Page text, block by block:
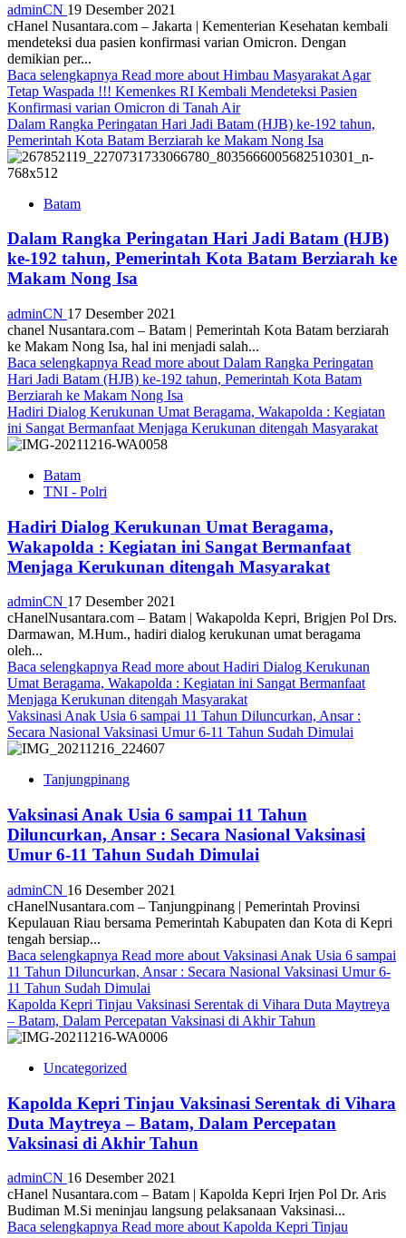
adminCN 19 Desember 2021
cHanel Nusantara.com – Jakarta | Kementerian Kesehatan kembali
mendeteksi dua pasien konfirmasi varian Omicron. Dengan
demikian per...
Baca selengkapnya Read more about Himbau Masyarakat Agar
Tetap Waspada !!! Kemenkes RI Kembali Mendeteksi Pasien
Konfirmasi varian Omicron di Tanah Air
Dalam Rangka Peringatan Hari Jadi Batam (HJB) ke-192 tahun,
Pemerintah Kota Batam Berziarah ke Makam Nong Isa
Batam
Dalam Rangka Peringatan Hari Jadi Batam (HJB)
ke-192 tahun, Pemerintah Kota Batam Berziarah ke
Makam Nong Isa
adminCN 17 Desember 2021
chanel Nusantara.com – Batam | Pemerintah Kota Batam berziarah
ke Makam Nong Isa, hal ini menjadi salah...
Baca selengkapnya Read more about Dalam Rangka Peringatan
Hari Jadi Batam (HJB) ke-192 tahun, Pemerintah Kota Batam
Berziarah ke Makam Nong Isa
Hadiri Dialog Kerukunan Umat Beragama, Wakapolda : Kegiatan
ini Sangat Bermanfaat Menjaga Kerukunan ditengah Masyarakat
Batam
TNI - Polri
Hadiri Dialog Kerukunan Umat Beragama,
Wakapolda : Kegiatan ini Sangat Bermanfaat
Menjaga Kerukunan ditengah Masyarakat
adminCN 17 Desember 2021
cHanelNusantara.com – Batam | Wakapolda Kepri, Brigjen Pol Drs.
Darmawan, M.Hum., hadiri dialog kerukunan umat beragama
oleh...
Baca selengkapnya Read more about Hadiri Dialog Kerukunan
Umat Beragama, Wakapolda : Kegiatan ini Sangat Bermanfaat
Menjaga Kerukunan ditengah Masyarakat
Vaksinasi Anak Usia 6 sampai 11 Tahun Diluncurkan, Ansar :
Secara Nasional Vaksinasi Umur 6-11 Tahun Sudah Dimulai
Tanjungpinang
Vaksinasi Anak Usia 6 sampai 11 Tahun
Diluncurkan, Ansar : Secara Nasional Vaksinasi
Umur 6-11 Tahun Sudah Dimulai
adminCN 16 Desember 2021
cHanelNusantara.com – Tanjungpinang | Pemerintah Provinsi
Kepulauan Riau bersama Pemerintah Kabupaten dan Kota di Kepri
tengah bersiap...
Baca selengkapnya Read more about Vaksinasi Anak Usia 6 sampai
11 Tahun Diluncurkan, Ansar : Secara Nasional Vaksinasi Umur 6-
11 Tahun Sudah Dimulai
Kapolda Kepri Tinjau Vaksinasi Serentak di Vihara Duta Maytreya
– Batam, Dalam Percepatan Vaksinasi di Akhir Tahun
Uncategorized
Kapolda Kepri Tinjau Vaksinasi Serentak di Vihara
Duta Maytreya – Batam, Dalam Percepatan
Vaksinasi di Akhir Tahun
adminCN 16 Desember 2021
cHanel Nusantara.com – Batam | Kapolda Kepri Irjen Pol Dr. Aris
Budiman M.Si meninjau langsung pelaksanaan Vaksinasi...
Baca selengkapnya Read more about Kapolda Kepri Tinjau